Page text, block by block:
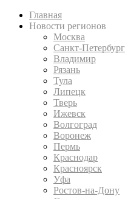
Главная
Новости регионов
Москва
Санкт-Петербург
Владимир
Рязань
Тула
Липецк
Тверь
Ижевск
Волгоград
Воронеж
Пермь
Краснодар
Красноярск
Уфа
Ростов-на-Дону